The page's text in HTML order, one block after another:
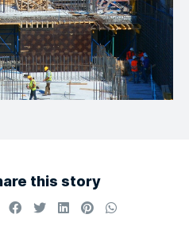
this story